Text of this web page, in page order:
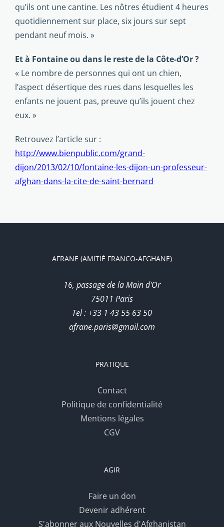
qu’ils ont une cantine. Les nôtres étudient 4 heures
quotidiennement sur place, six jours sur sept
pendant neuf mois. »
Et à Fontaine ou dans le reste de la Côte-d’Or ?
« Le nombre de personnes qui ont un chien,
l’aspect désertique des rues dans lesquelles les
enfants ne jouent pas, preuve qu’ils jouent chez
eux. »
Retrouvez l’article sur :
http://www.bienpublic.com/grand-
dijon/2013/02/10/fontaine-les-dijon-un-professeur-
afghan-dans-la-cite-de-saint-bernard
AFRANE (AMITIÉ FRANCO-AFGHANE)
16, passage de la Main d'Or
75011 Paris
Tel : +33 1 43 55 63 50
afrane.paris@gmail.com
PRATIQUE
Contact
Politique de confidentialité
Mentions légales
CGV
AGIR
Faire un don
Devenir adhérent
S'abonner aux Nouvelles d'Afghanistan